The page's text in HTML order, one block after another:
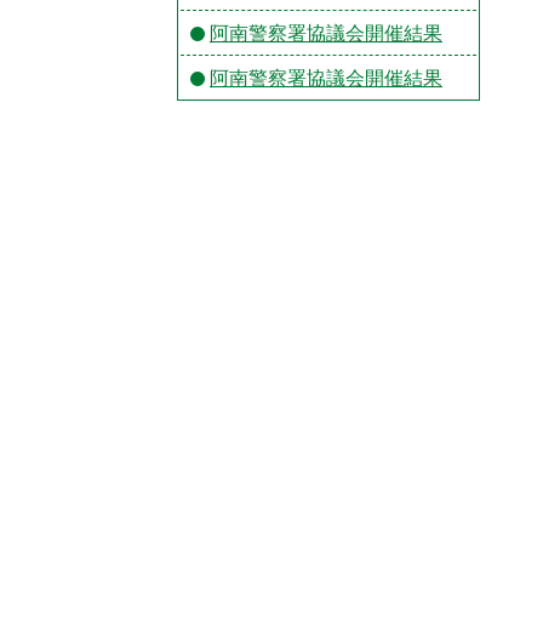
阿南警察署協議会開催結果
阿南警察署協議会開催結果